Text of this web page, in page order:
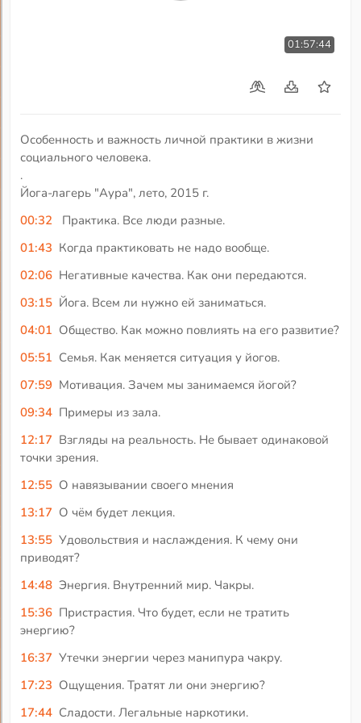
01:57:44
Особенность и важность личной практики в жизни
социального человека.
.
Йога-лагерь "Аура", лето, 2015 г.
00:32
Практика. Все люди разные.
01:43 Когда практиковать не надо вообще.
02:06 Негативные качества. Как они передаются.
03:15 Йога. Всем ли нужно ей заниматься.
04:01 Общество. Как можно повлиять на его развитие?
05:51 Семья. Как меняется ситуация у йогов.
07:59 Мотивация. Зачем мы занимаемся йогой?
09:34 Примеры из зала.
12:17 Взгляды на реальность. Не бывает одинаковой
точки зрения.
12:55 О навязывании своего мнения
13:17 О чём будет лекция.
13:55 Удовольствия и наслаждения. К чему они
приводят?
14:48 Энергия. Внутренний мир. Чакры.
15:36 Пристрастия. Что будет, если не тратить
энергию?
16:37 Утечки энергии через манипура чакру.
17:23 Ощущения. Тратят ли они энергию?
17:44 Сладости. Легальные наркотики.